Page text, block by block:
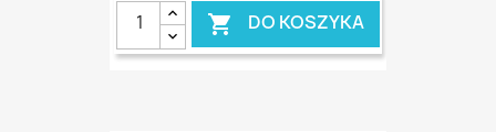
 DO KOSZYKA